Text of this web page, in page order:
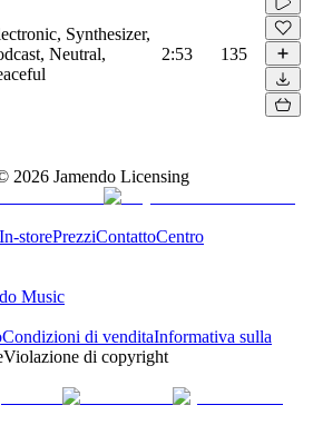
Synthesizer,
Neutral,
2:53 135
2026 Jamendo Licensing
storePrezziContattoCentro
Music
Condizioni di venditaInformativa sulla
Violazione di copyright